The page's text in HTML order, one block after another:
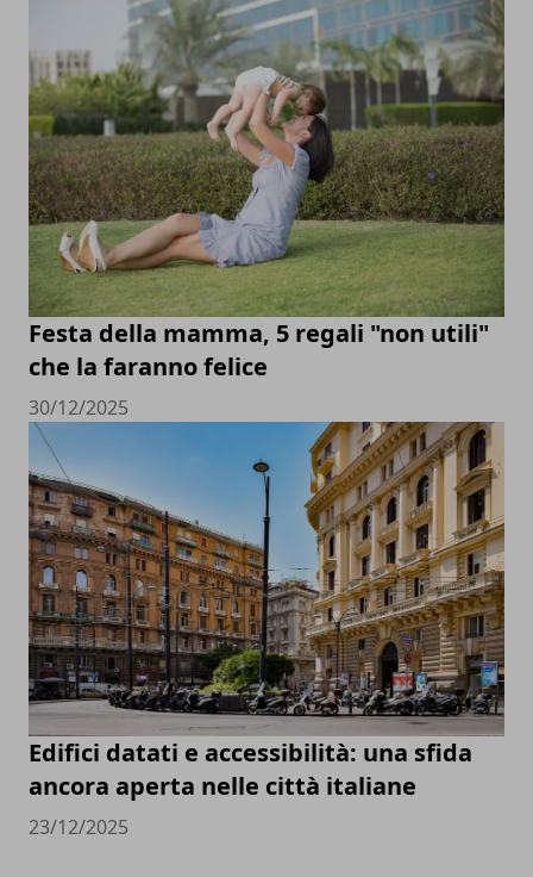
Festa della mamma, 5 regali "non utili"
che la faranno felice
30/12/2025
Edifici datati e accessibilità: una sfida
ancora aperta nelle città italiane
23/12/2025